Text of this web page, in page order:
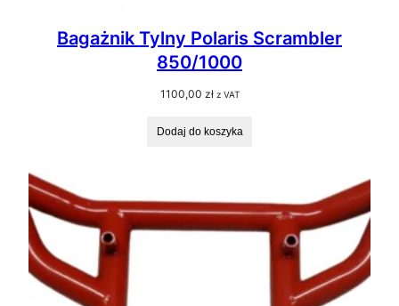
Bagażnik Tylny Polaris Scrambler
850/1000
1100,00 zł z VAT
Dodaj do koszyka